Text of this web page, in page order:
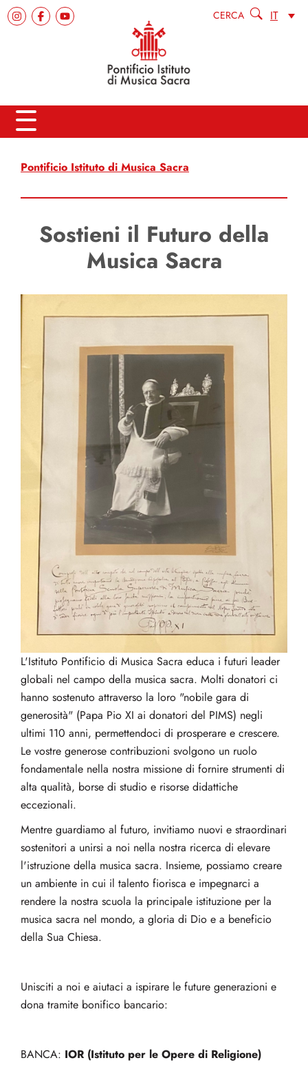
CERCA IT
Pontificio Istituto di Musica Sacra
Sostieni il Futuro della
Musica Sacra
L'Istituto Pontificio di Musica Sacra educa i futuri leader
globali nel campo della musica sacra. Molti donatori ci
hanno sostenuto attraverso la loro "nobile gara di
generosità" (Papa Pio XI ai donatori del PIMS) negli
ultimi 110 anni, permettendoci di prosperare e crescere.
Le vostre generose contribuzioni svolgono un ruolo
fondamentale nella nostra missione di fornire strumenti di
alta qualità, borse di studio e risorse didattiche
eccezionali.
Mentre guardiamo al futuro, invitiamo nuovi e straordinari
sostenitori a unirsi a noi nella nostra ricerca di elevare
l'istruzione della musica sacra. Insieme, possiamo creare
un ambiente in cui il talento fiorisca e impegnarci a
rendere la nostra scuola la principale istituzione per la
musica sacra nel mondo, a gloria di Dio e a beneficio
della Sua Chiesa.
Unisciti a noi e aiutaci a ispirare le future generazioni e
dona tramite bonifico bancario:
BANCA: IOR (Istituto per le Opere di Religione)